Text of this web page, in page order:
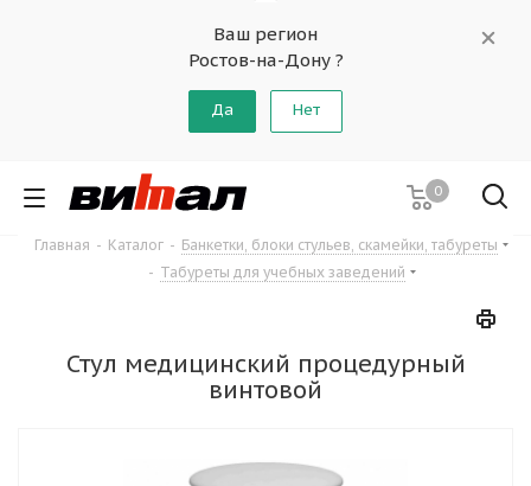
Ваш регион
Ростов-на-Дону ?
Да Нет
0
Главная - Каталог - Банкетки, блоки стульев, скамейки, табуреты
- Табуреты для учебных заведений
Стул медицинский процедурный
винтовой